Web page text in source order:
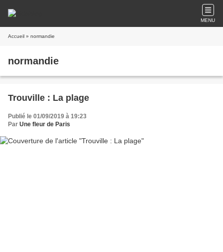
MENU
Accueil » normandie
normandie
Trouville : La plage
Publié le 01/09/2019 à 19:23
Par Une fleur de Paris